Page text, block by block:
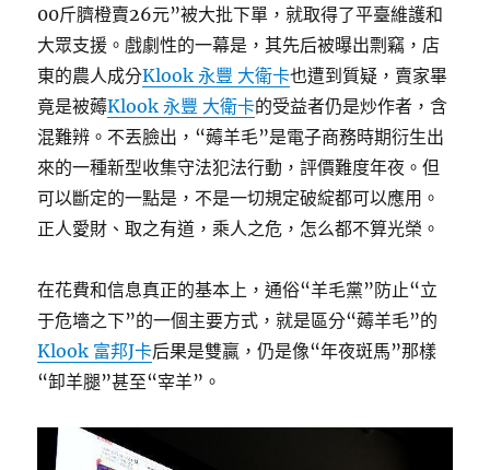
00斤臍橙賣26元”被大批下單，就取得了平臺維護和
大眾支援。戲劇性的一幕是，其先后被曝出剽竊，店
東的農人成分Klook 永豐 大衛卡也遭到質疑，賣家畢
竟是被薅Klook 永豐 大衛卡的受益者仍是炒作者，含
混難辨。不丟臉出，“薅羊毛”是電子商務時期衍生出
來的一種新型收集守法犯法行動，評價難度年夜。但
可以斷定的一點是，不是一切規定破綻都可以應用。
正人愛財、取之有道，乘人之危，怎么都不算光榮。
在花費和信息真正的基本上，通俗“羊毛黨”防止“立
于危墻之下”的一個主要方式，就是區分“薅羊毛”的
Klook 富邦J卡后果是雙贏，仍是像“年夜斑馬”那樣
“卸羊腿”甚至“宰羊”。